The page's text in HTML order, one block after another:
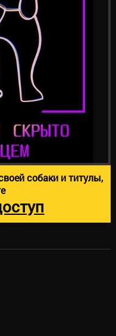
собаки и титулы,